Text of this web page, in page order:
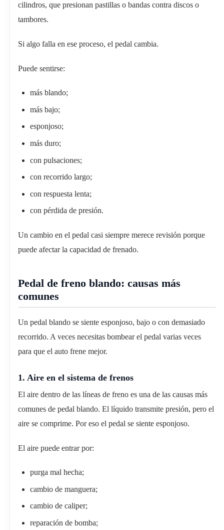
cilindros, que presionan pastillas o bandas contra discos o
tambores.
Si algo falla en ese proceso, el pedal cambia.
Puede sentirse:
más blando;
más bajo;
esponjoso;
más duro;
con pulsaciones;
con recorrido largo;
con respuesta lenta;
con pérdida de presión.
Un cambio en el pedal casi siempre merece revisión porque
puede afectar la capacidad de frenado.
Pedal de freno blando: causas más
comunes
Un pedal blando se siente esponjoso, bajo o con demasiado
recorrido. A veces necesitas bombear el pedal varias veces
para que el auto frene mejor.
1. Aire en el sistema de frenos
El aire dentro de las líneas de freno es una de las causas más
comunes de pedal blando. El líquido transmite presión, pero el
aire se comprime. Por eso el pedal se siente esponjoso.
El aire puede entrar por:
purga mal hecha;
cambio de manguera;
cambio de caliper;
reparación de bomba;